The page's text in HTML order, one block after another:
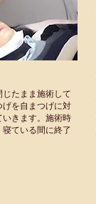
たまま施術して
げを自まつげに対
いきます。施術時
ている間に終了